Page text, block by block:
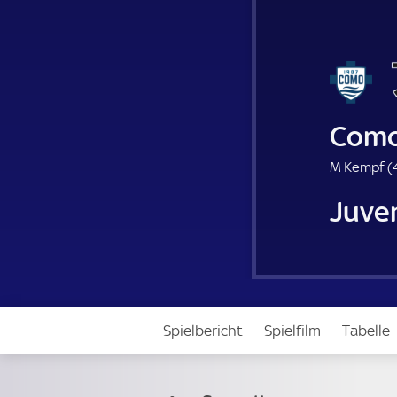
M Kempf (
Spielbericht Spielfilm Tabelle